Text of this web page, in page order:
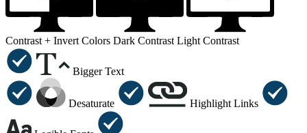
Contrast + Invert Colors Dark Contrast Light Contrast
Bigger Text
Desaturate Highlight Links